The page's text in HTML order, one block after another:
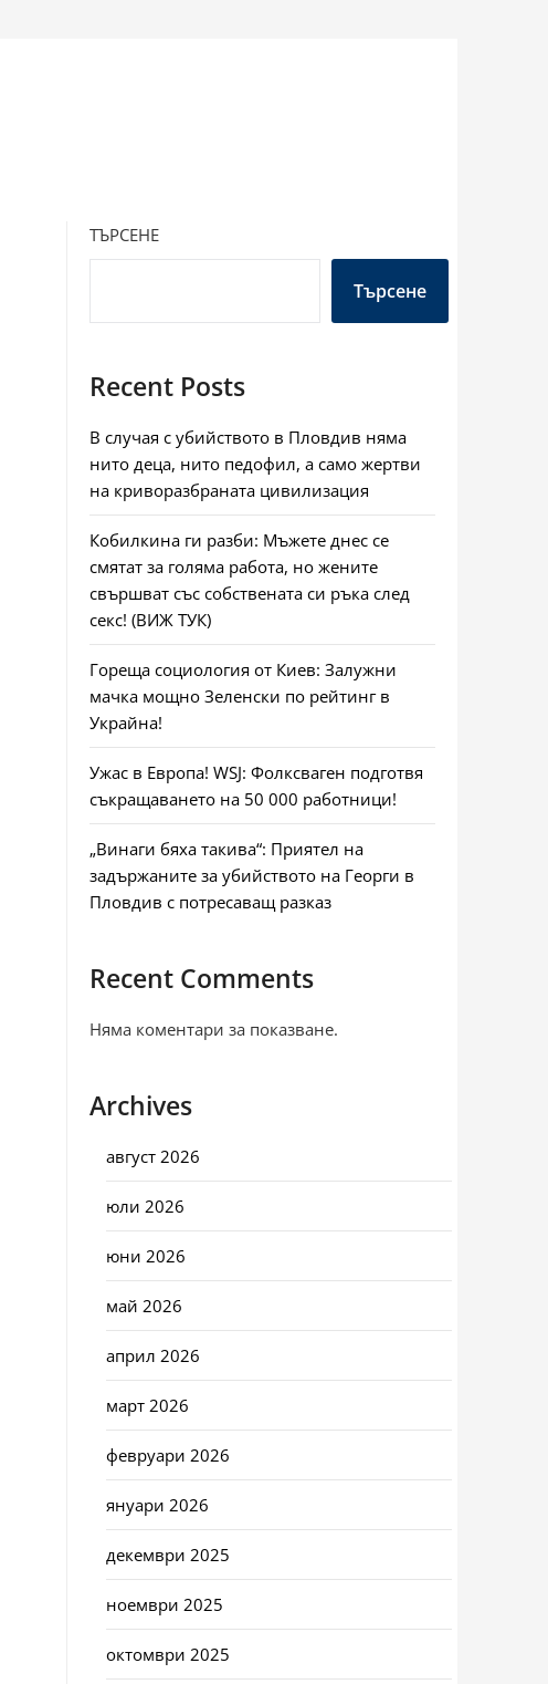
ТЪРСЕНЕ
Търсене
Recent Posts
В случая с убийството в Пловдив няма
нито деца, нито педофил, а само жертви
на криворазбраната цивилизация
Кобилкина ги разби: Мъжете днес се
смятат за голяма работа, но жените
свършват със собствената си ръка след
секс! (ВИЖ ТУК)
Гореща социология от Киев: Залужни
мачка мощно Зеленски по рейтинг в
Украйна!
Ужас в Европа! WSJ: Фолксваген подготвя
съкращаването на 50 000 работници!
„Винаги бяха такива“: Приятел на
задържаните за убийството на Георги в
Пловдив с потресаващ разказ
Recent Comments
Няма коментари за показване.
Archives
август 2026
юли 2026
юни 2026
май 2026
април 2026
март 2026
февруари 2026
януари 2026
декември 2025
ноември 2025
октомври 2025